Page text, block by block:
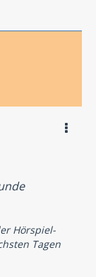
Hörspiel-
Tagen